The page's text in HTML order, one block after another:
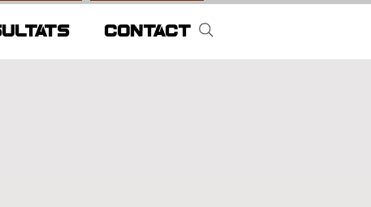
CONTACT